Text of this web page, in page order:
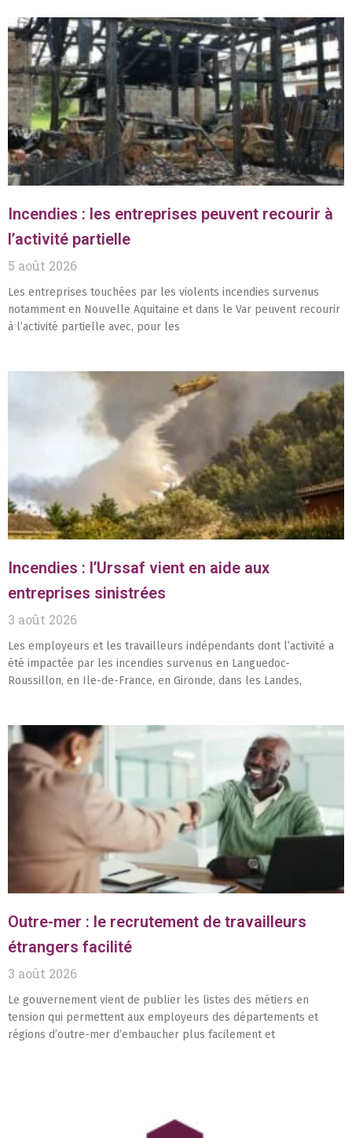
Incendies : les entreprises peuvent recourir à
l’activité partielle
5 août 2026
Les entreprises touchées par les violents incendies survenus
notamment en Nouvelle Aquitaine et dans le Var peuvent recourir
à l’activité partielle avec, pour les
Incendies : l’Urssaf vient en aide aux
entreprises sinistrées
3 août 2026
Les employeurs et les travailleurs indépendants dont l’activité a
été impactée par les incendies survenus en Languedoc-
Roussillon, en Ile-de-France, en Gironde, dans les Landes,
Outre-mer : le recrutement de travailleurs
étrangers facilité
3 août 2026
Le gouvernement vient de publier les listes des métiers en
tension qui permettent aux employeurs des départements et
régions d’outre-mer d’embaucher plus facilement et